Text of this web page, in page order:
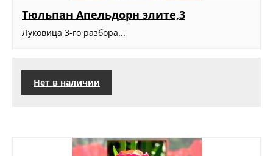
Тюльпан Апельдорн элите,3
Луковица 3-го разбора...
Нет в наличии